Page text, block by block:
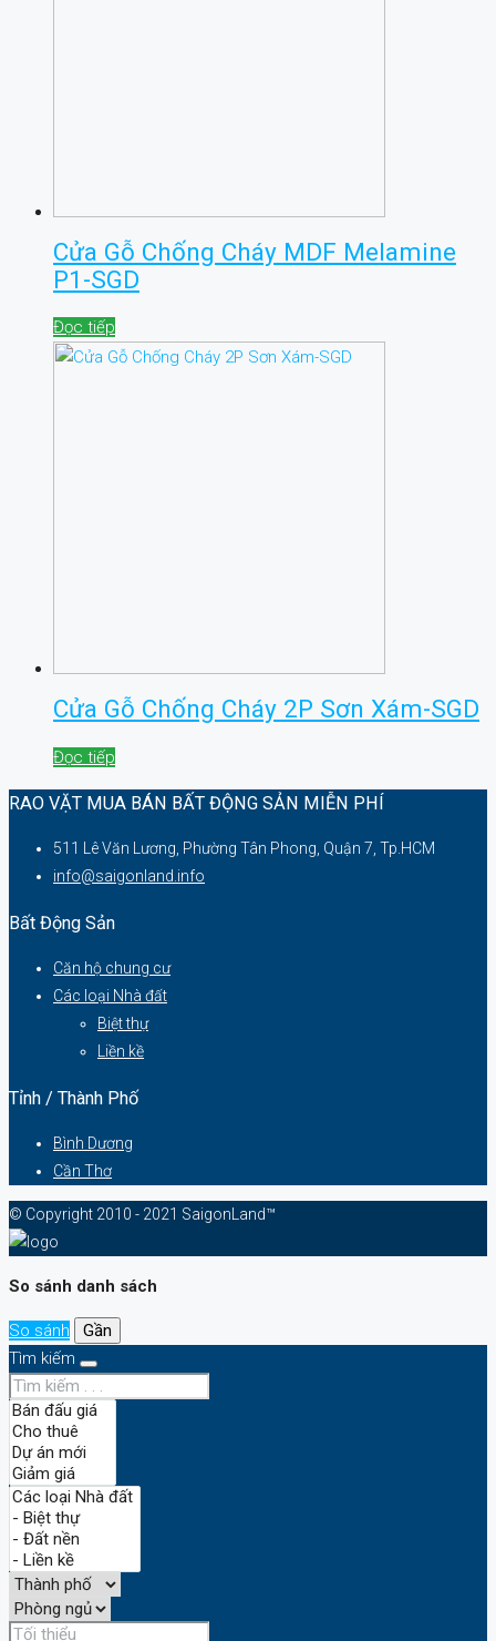
Cửa Gỗ Chống Cháy MDF Melamine
P1-SGD
Đọc tiếp
Cửa Gỗ Chống Cháy 2P Sơn Xám-SGD
Đọc tiếp
RAO VẶT MUA BÁN BẤT ĐỘNG SẢN MIỄN PHÍ
511 Lê Văn Lương, Phường Tân Phong, Quận 7, Tp.HCM
info@saigonland.info
Bất Động Sản
Căn hộ chung cư
Các loại Nhà đất
Biệt thự
Liền kề
Tỉnh / Thành Phố
Bình Dương
Cần Thơ
© Copyright 2010 - 2021 SaigonLand™
So sánh danh sách
So sánh
Gần
Tìm kiếm